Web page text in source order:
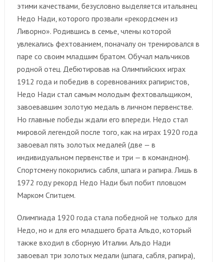
этими качествами, безусловно выделяется итальянец
Недо Нади, которого прозвали «рекордсмен из
Ливорно». Родившись в семье, члены которой
увлекались фехтованием, поначалу он тренировался в
паре со своим младшим братом. Обучал мальчиков
родной отец. Дебютировав на Олимпийских играх
1912 года и победив в соревнованиях рапиристов,
Недо Нади стал самым молодым фехтовальщиком,
завоевавшим золотую медаль в личном первенстве.
Но главные победы ждали его впереди. Недо стал
мировой легендой после того, как на играх 1920 года
завоевал пять золотых медалей (две — в
индивидуальном первенстве и три — в командном).
Спортсмену покорились сабля, шпага и рапира. Лишь в
1972 году рекорд Недо Нади был побит пловцом
Марком Спитцем.
Олимпиада 1920 года стала победной не только для
Недо, но и для его младшего брата Альдо, который
также входил в сборную Италии. Альдо Нади
завоевал три золотых медали (шпага, сабля, рапира),